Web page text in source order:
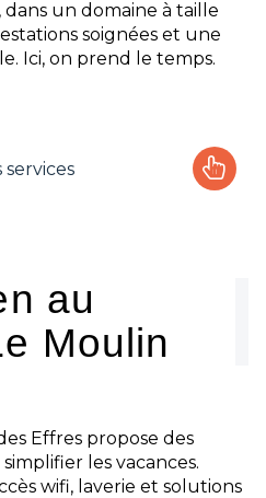
un domaine à taille
soignées et une
Ici, on prend le temps.
services
activités
pratiques
au
Moulin
Effres propose des
les vacances.
wifi, laverie et solutions